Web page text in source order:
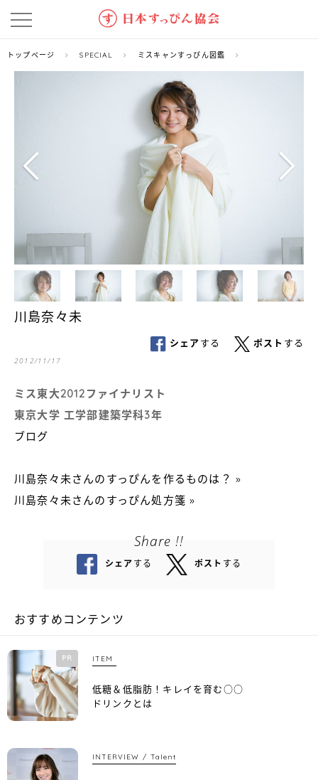
トップページ SPECIAL ミスキャンすっぴん図鑑
川島奈々未
シェアする ポスト する
2012/11/17
ミス東大2012ファイナリスト
東京大学 工学部建築学科3年
ブログ
川島奈々未さんのすっぴんを作るものは？ »
川島奈々未さんのすっぴん処方箋 »
Share !!
シェア する ポスト する
おすすめコンテンツ
PR ITEM
低糖＆低脂肪！キレイを育む○○
ドリンクとは
INTERVIEW Talent